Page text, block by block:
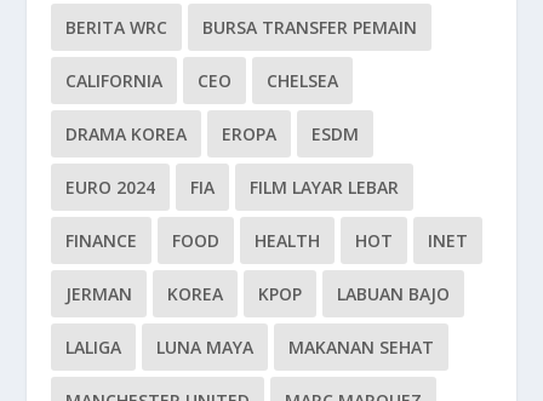
BERITA WRC BURSA TRANSFER PEMAIN
CALIFORNIA CEO CHELSEA
DRAMA KOREA EROPA ESDM
EURO 2024 FIA FILM LAYAR LEBAR
FINANCE FOOD HEALTH HOT INET
JERMAN KOREA KPOP LABUAN BAJO
LALIGA LUNA MAYA MAKANAN SEHAT